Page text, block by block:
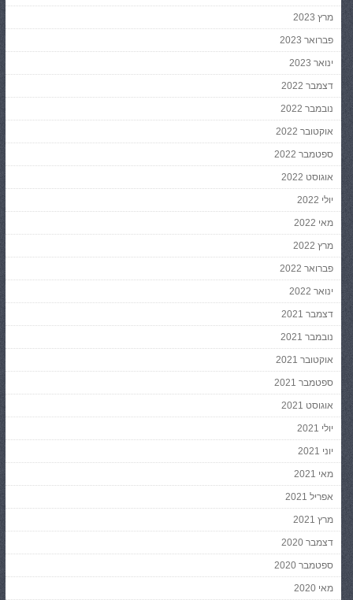
מרץ 2023
פברואר 2023
ינואר 2023
דצמבר 2022
נובמבר 2022
אוקטובר 2022
ספטמבר 2022
אוגוסט 2022
יולי 2022
מאי 2022
מרץ 2022
פברואר 2022
ינואר 2022
דצמבר 2021
נובמבר 2021
אוקטובר 2021
ספטמבר 2021
אוגוסט 2021
יולי 2021
יוני 2021
מאי 2021
אפריל 2021
מרץ 2021
דצמבר 2020
ספטמבר 2020
מאי 2020